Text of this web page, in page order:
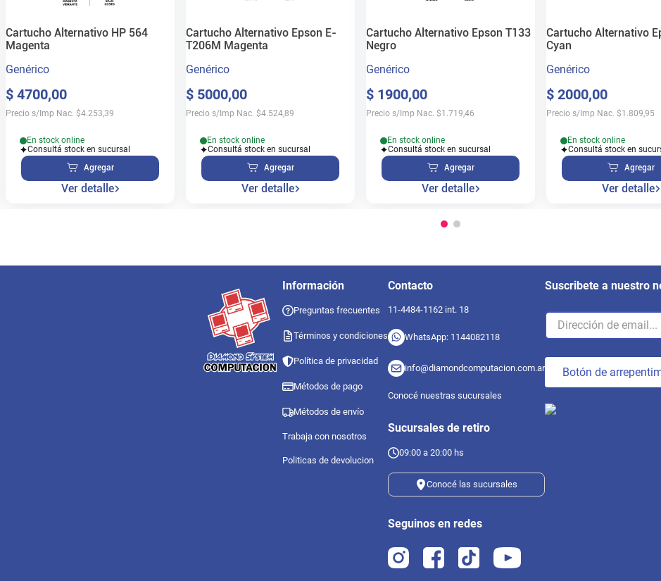
Cartucho Alternativo HP 564
Magenta
Genérico
$ 4700,00
Precio s/Imp Nac. $4.253,39
En stock online
Consultá stock en sucursal
Agregar
Ver detalle
Cartucho Alternativo Epson E-
T206M Magenta
Genérico
$ 5000,00
Precio s/Imp Nac. $4.524,89
En stock online
Consultá stock en sucursal
Agregar
Ver detalle
Cartucho Alternativo Epson T133
Negro
Genérico
$ 1900,00
Precio s/Imp Nac. $1.719,46
En stock online
Consultá stock en sucursal
Agregar
Ver detalle
Cartucho Alternativo
Cyan
Genérico
$ 2000,00
Precio s/Imp Nac. $1.809,95
En stock online
Consultá stock en
Agregar
Ver detalle
Información
Preguntas frecuentes
Términos y condiciones
Política de privacidad
Métodos de pago
Métodos de envío
Trabaja con nosotros
Politicas de devolucion
Contacto
11-4484-1162 int. 18
WhatsApp: 1144082118
info@diamondcomputacion.com.ar
Conocé nuestras sucursales
Sucursales de retiro
09:00 a 20:00 hs
Conocé las sucursales
Seguinos en redes
Suscribete a nuestro
Botón de